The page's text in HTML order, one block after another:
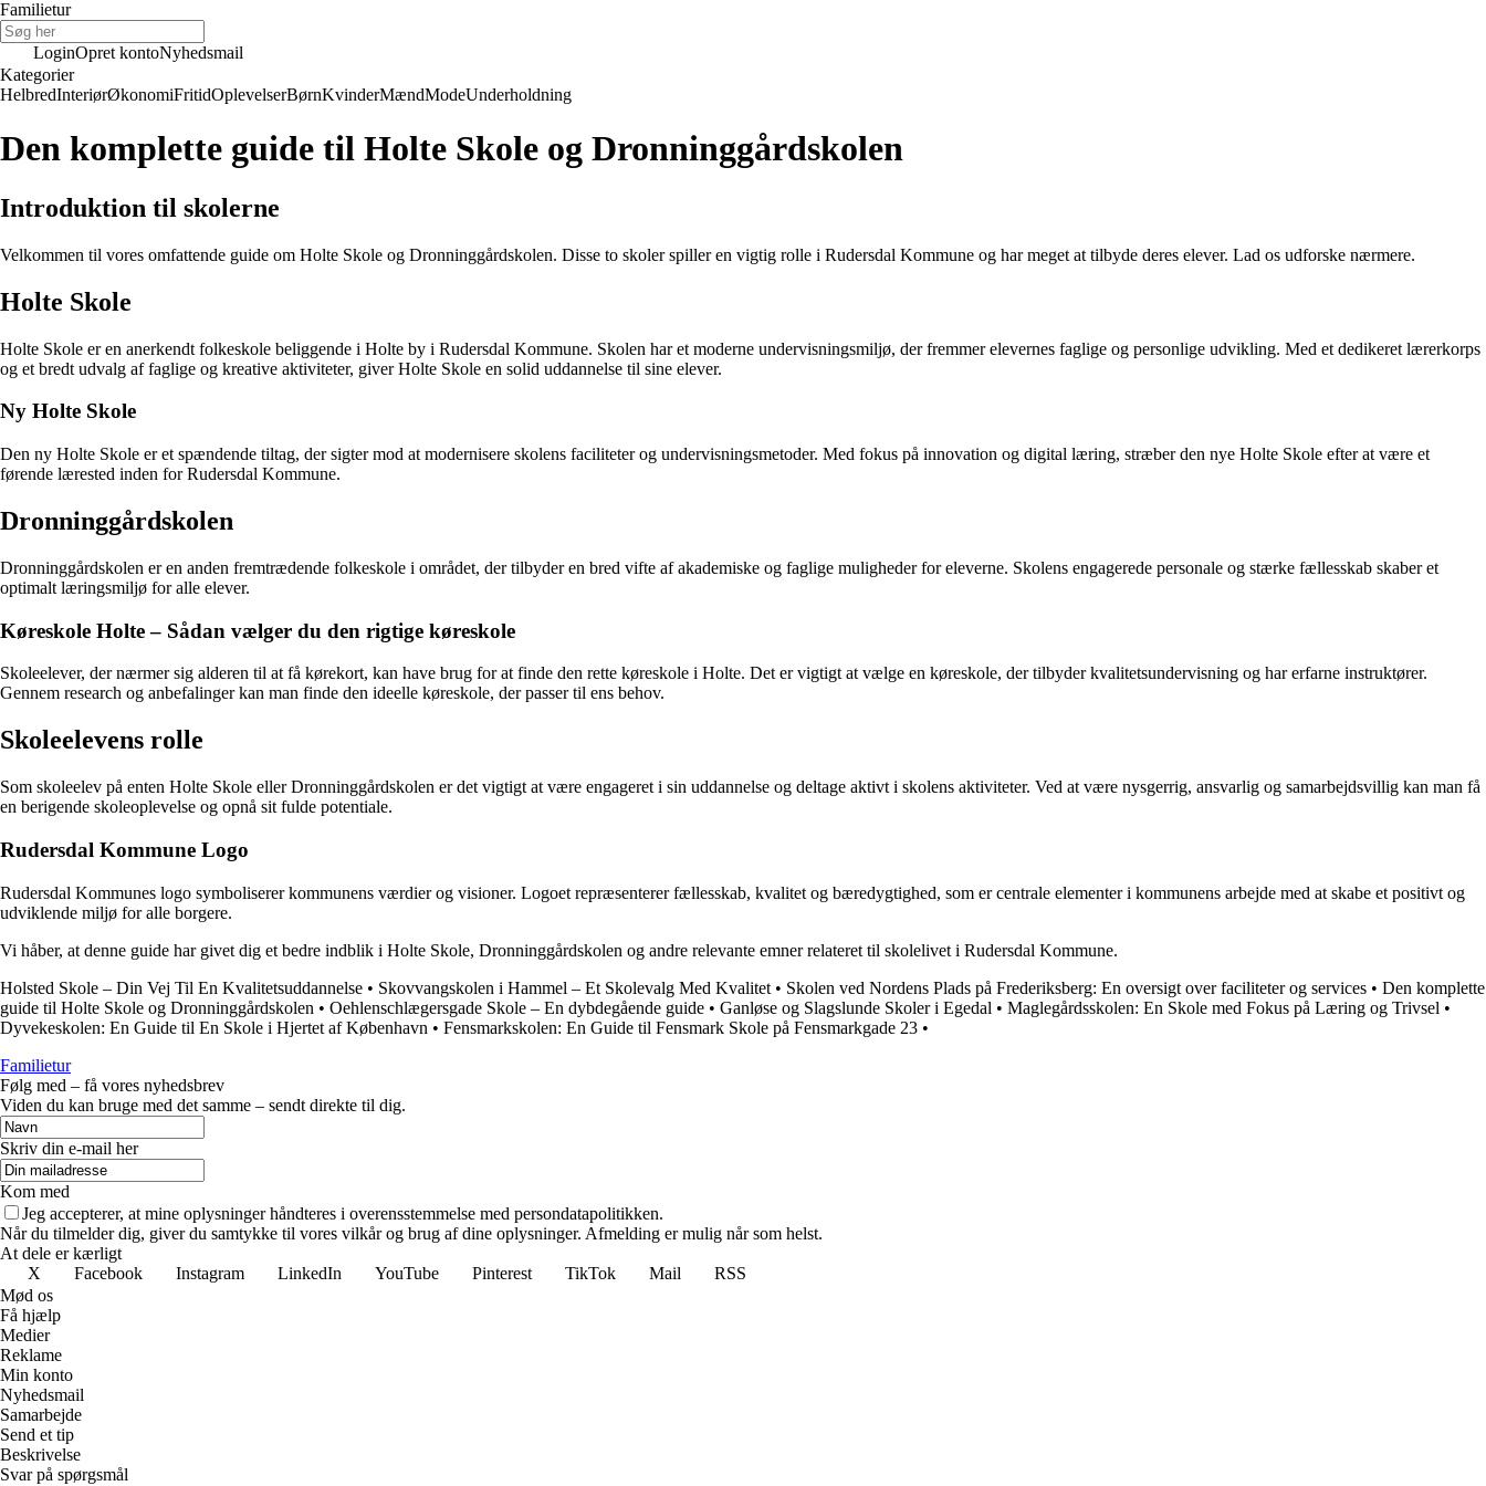
Familietur
LoginOpret kontoNyhedsmail
Kategorier
HelbredInteriørØkonomiFritidOplevelserBørnKvinderMændModeUnderholdning
Den komplette guide til Holte Skole og Dronninggårdskolen
Introduktion til skolerne
Velkommen til vores omfattende guide om Holte Skole og Dronninggårdskolen. Disse to skoler spiller en vigtig rolle i Rudersdal Kommune og har meget at tilbyde deres elever. Lad os udforske nærmere.
Holte Skole
Holte Skole er en anerkendt folkeskole beliggende i Holte by i Rudersdal Kommune. Skolen har et moderne undervisningsmiljø, der fremmer elevernes faglige og personlige udvikling. Med et dedikeret lærerkorps
og et bredt udvalg af faglige og kreative aktiviteter, giver Holte Skole en solid uddannelse til sine elever.
Ny Holte Skole
Den ny Holte Skole er et spændende tiltag, der sigter mod at modernisere skolens faciliteter og undervisningsmetoder. Med fokus på innovation og digital læring, stræber den nye Holte Skole efter at være et
førende lærested inden for Rudersdal Kommune.
Dronninggårdskolen
Dronninggårdskolen er en anden fremtrædende folkeskole i området, der tilbyder en bred vifte af akademiske og faglige muligheder for eleverne. Skolens engagerede personale og stærke fællesskab skaber et
optimalt læringsmiljø for alle elever.
Køreskole Holte – Sådan vælger du den rigtige køreskole
Skoleelever, der nærmer sig alderen til at få kørekort, kan have brug for at finde den rette køreskole i Holte. Det er vigtigt at vælge en køreskole, der tilbyder kvalitetsundervisning og har erfarne instruktører.
Gennem research og anbefalinger kan man finde den ideelle køreskole, der passer til ens behov.
Skoleelevens rolle
Som skoleelev på enten Holte Skole eller Dronninggårdskolen er det vigtigt at være engageret i sin uddannelse og deltage aktivt i skolens aktiviteter. Ved at være nysgerrig, ansvarlig og samarbejdsvillig kan man få
en berigende skoleoplevelse og opnå sit fulde potentiale.
Rudersdal Kommune Logo
Rudersdal Kommunes logo symboliserer kommunens værdier og visioner. Logoet repræsenterer fællesskab, kvalitet og bæredygtighed, som er centrale elementer i kommunens arbejde med at skabe et positivt og
udviklende miljø for alle borgere.
Vi håber, at denne guide har givet dig et bedre indblik i Holte Skole, Dronninggårdskolen og andre relevante emner relateret til skolelivet i Rudersdal Kommune.
Holsted Skole – Din Vej Til En Kvalitetsuddannelse • Skovvangskolen i Hammel – Et Skolevalg Med Kvalitet • Skolen ved Nordens Plads på Frederiksberg: En oversigt over faciliteter og services • Den komplette
guide til Holte Skole og Dronninggårdskolen • Oehlenschlægersgade Skole – En dybdegående guide • Ganløse og Slagslunde Skoler i Egedal • Maglegårdsskolen: En Skole med Fokus på Læring og Trivsel •
Dyvekeskolen: En Guide til En Skole i Hjertet af København • Fensmarkskolen: En Guide til Fensmark Skole på Fensmarkgade 23 •
Familietur
Følg med – få vores nyhedsbrev
Viden du kan bruge med det samme – sendt direkte til dig.
Skriv din e-mail her
Kom med
Jeg accepterer, at mine oplysninger håndteres i overensstemmelse med persondatapolitikken.
Når du tilmelder dig, giver du samtykke til vores vilkår og brug af dine oplysninger. Afmelding er mulig når som helst.
At dele er kærligt
X
Facebook Instagram LinkedIn YouTube Pinterest TikTok Mail
RSS
Mød os
Få hjælp
Medier
Reklame
Min konto
Nyhedsmail
Samarbejde
Send et tip
Beskrivelse
Svar på spørgsmål